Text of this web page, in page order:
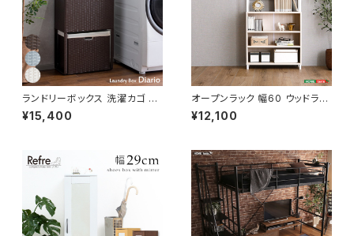
ランドリーボックス 洗濯カゴ 幅
50 奥行25 高さ80 完成品 新
生活 一人暮らし ランドリー収納
¥15,400
オープンラック 幅60 ウッドラッ
ク ラック シェルフ 収納棚 マル
チキャビネット ディスプレイラッ
¥12,100